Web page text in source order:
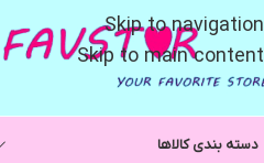
Skip to navigation
Skip to main content
دسته بندی کالاها